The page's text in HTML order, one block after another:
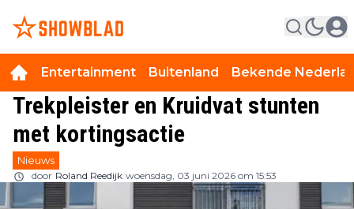
Entertainment Buitenland Bekende
Trekpleister en Kruidvat stunten
met kortingsactie
Nieuws
door Roland Reedijk woensdag, 03 juni 2026 om 15:53